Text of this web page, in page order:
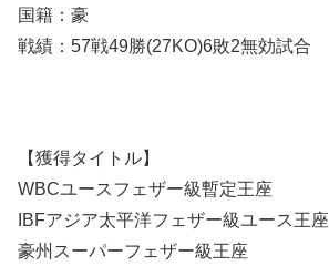
国籍：豪
戦績：57戦49勝(27KO)6敗2無効試合
【獲得タイトル】
WBCユースフェザー級暫定王座
IBFアジア太平洋フェザー級ユース王座
豪州スーパーフェザー級王座